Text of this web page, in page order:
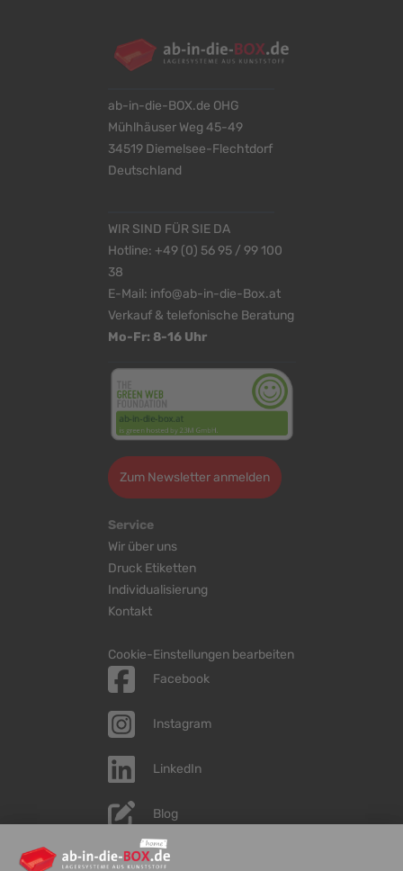
ab-in-die-BOX.de OHG
Mühlhäuser Weg 45-49
34519 Diemelsee-Flechtdorf
Deutschland
WIR SIND FÜR SIE DA
Hotline: +49 (0) 56 95 / 99 100
38
E-Mail: info@ab-in-die-Box.at
Verkauf & telefonische Beratung
Mo-Fr: 8-16 Uhr
Zum Newsletter anmelden
Service
Wir über uns
Druck Etiketten
Individualisierung
Kontakt
Cookie-Einstellungen bearbeiten
Facebook
Instagram
LinkedIn
Blog
YouTube